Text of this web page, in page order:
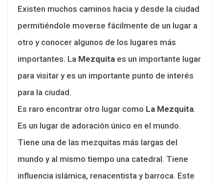
Existen muchos caminos hacia y desde la ciudad
permitiéndole moverse fácilmente de un lugar a
otro y conocer algunos de los lugares más
importantes. La Mezquita es un importante lugar
para visitar y es un importante punto de interés
para la ciudad.
Es raro encontrar otro lugar como La Mezquita.
Es un lugar de adoración único en el mundo.
Tiene una de las mezquitas más largas del
mundo y al mismo tiempo una catedral. Tiene
influencia islámica, renacentista y barroca. Este